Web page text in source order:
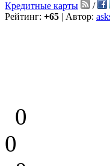
Кредитные карты
/
Рейтинг: +65 | Автор:
0
0